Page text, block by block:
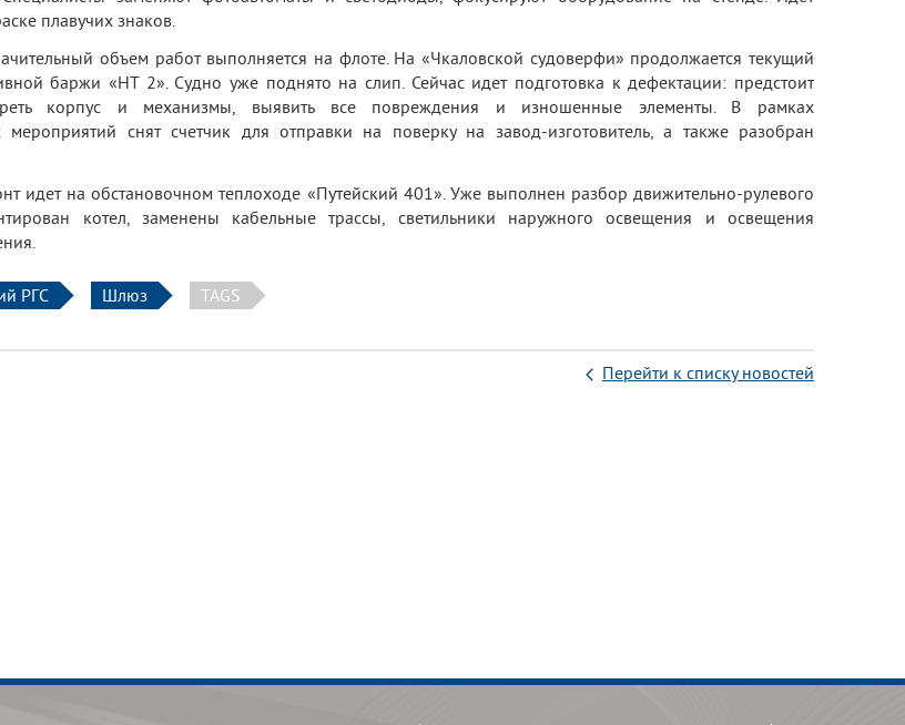
плавучих знаков.
объем работ выполняется на флоте. На «Чкаловской судоверфи» продолжается текущий
баржи «НТ 2». Судно уже поднято на слип. Сейчас идет подготовка к дефектации: предстоит
корпус и механизмы, выявить все повреждения и изношенные элементы. В рамках
мероприятий снят счетчик для отправки на поверку на завод-изготовитель, а также разобран
идет на обстановочном теплоходе «Путейский 401». Уже выполнен разбор движительно-рулевого
котел, заменены кабельные трассы, светильники наружного освещения и освещения
РГС Шлюз TAGS
Перейти к списку новостей